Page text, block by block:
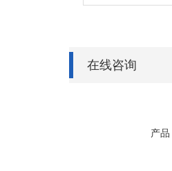
在线咨询
产品